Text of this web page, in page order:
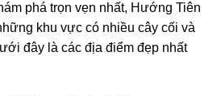
phá trọn vẹn nhất, Hướng Tiên
khu vực có nhiều cây cối và
đây là các địa điểm đẹp nhất